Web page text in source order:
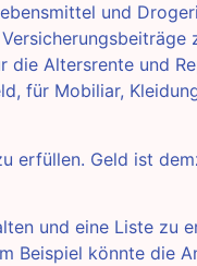
und
Altersrente und
für Mobiliar,
erfüllen. Geld ist
und eine Liste zu
Beispiel könnte die